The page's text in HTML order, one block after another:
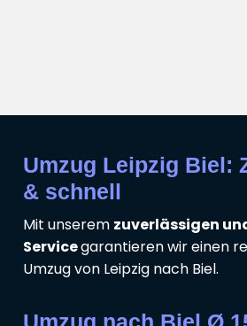
Umzug Leipzig Biel:
& schnell
Mit unserem zuverlässigen
Servicegarantieren wir einen
Umzug von Leipzig nach Biel.